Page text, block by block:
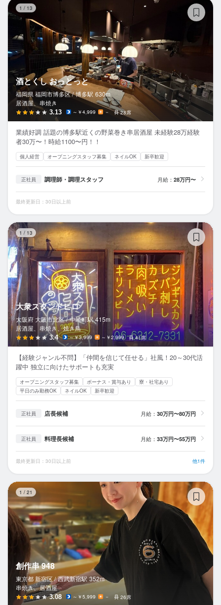
1 / 13
酒とくし おっとっと
福岡県 福岡市博多区 / 博多駅 630m
居酒屋、串焼き
3.13 ～￥4,999 － 28席
業績好調 話題の博多駅近くの野菜巻き串居酒屋 未経験28万経験
者30万〜！時給1100〜円！！
個人経営 オープニングスタッフ募集 ネイルOK 新卒歓迎
正社員 調理師・調理スタッフ 月給： 28万円〜
最終更新日：30日以上前
1 / 13
大衆スタンドヒロ
大阪府 大阪市北区 / 中崎町駅 415m
居酒屋、串焼き、焼き鳥
3.4 ～￥3,999 ～￥2,999 41席
【経験ジャンル不問】「仲間を信じて任せる」社風！20～30代活
躍中 独立に向けたサポートも充実
オープニングスタッフ募集 ボーナス・賞与あり
寮・社宅あり
平日のみ勤務OK
ネイルOK 新卒歓迎
正社員 店長候補 月給： 30万円〜80万円
正社員 料理長候補 月給： 33万円〜55万円
最終更新日：30日以上前 他1件
1 / 21
創作串 948
東京都 新宿区 / 西武新宿駅 352m
串焼き、居酒屋
3.08 ～￥5,999 － 26席